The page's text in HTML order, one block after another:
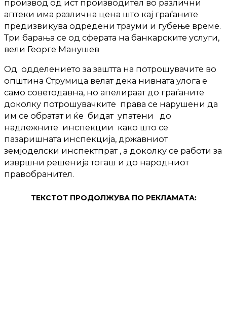
производ од ист производител во различни
аптеки има различна цена што кај граѓаните
предизвикува одредени трауми и губење време.
Три барања се од сферата на банкарските услуги,
вели Георге Манушев
Од одделението за заштта на потрошувачите во
општина Струмица велат дека нивната улога е
само советодавна, но апелираат до граѓаните
доколку потрошувачките права се нарушени да
им се обратат и ќе бидат упатени до
надлежните инспекции како што се
пазаришната инспекција, државниот
земјоделски инспектпрат , а доколку се работи за
извршни решенија тогаш и до народниот
правобранител.
ТЕКСТОТ ПРОДОЛЖУВА ПО РЕКЛАМАТА: